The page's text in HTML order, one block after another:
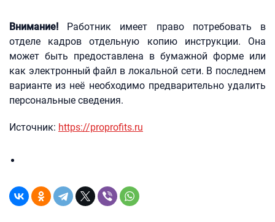
Внимание! Работник имеет право потребовать в
отделе кадров отдельную копию инструкции. Она
может быть предоставлена в бумажной форме или
как электронный файл в локальной сети. В последнем
варианте из неё необходимо предварительно удалить
персональные сведения.
Источник: https://proprofits.ru